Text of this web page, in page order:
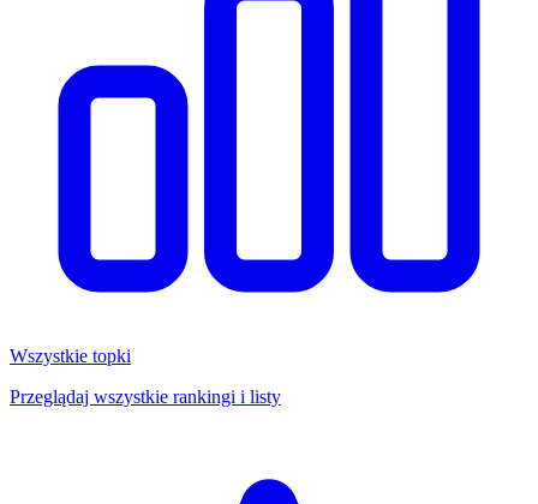
Wszystkie topki
Przeglądaj wszystkie rankingi i listy